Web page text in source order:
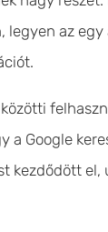
az
a Google
kezdődött